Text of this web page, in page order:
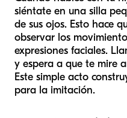
siéntate en una silla
de sus ojos. Esto hace
observar los
expresiones faciales.
y espera a que te mire
Este simple acto
para la imitación.